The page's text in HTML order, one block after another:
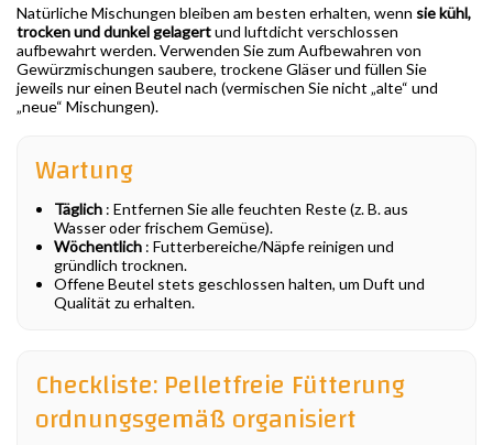
Natürliche Mischungen bleiben am besten erhalten, wenn sie kühl,
trocken und dunkel gelagertund luftdicht verschlossen
aufbewahrt werden. Verwenden Sie zum Aufbewahren von
Gewürzmischungen saubere, trockene Gläser und füllen Sie
jeweils nur einen Beutel nach (vermischen Sie nicht „alte“ und
„neue“ Mischungen).
Wartung
Täglich : Entfernen Sie alle feuchten Reste (z. B. aus
Wasser oder frischem Gemüse).
Wöchentlich : Futterbereiche/Näpfe reinigen und
gründlich trocknen.
Offene Beutel stets geschlossen halten, um Duft und
Qualität zu erhalten.
Checkliste: Pelletfreie Fütterung
ordnungsgemäß organisiert